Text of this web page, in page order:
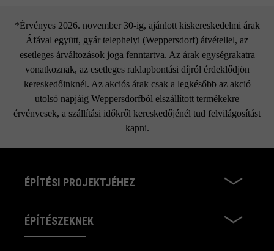
*Érvényes 2026. november 30-ig, ajánlott kiskereskedelmi árak
Áfával együtt, gyár telephelyi (Weppersdorf) átvétellel, az
esetleges árváltozások joga fenntartva. Az árak egységrakatra
vonatkoznak, az esetleges raklapbontási díjról érdeklődjön
kereskedőinknél. Az akciós árak csak a legkésőbb az akció
utolsó napjáig Weppersdorfból elszállított termékekre
érvényesek, a szállítási időkről kereskedőjénél tud felvilágosítást
kapni.
ÉPÍTÉSI PROJEKTJÉHEZ
ÉPÍTÉSZEKNEK